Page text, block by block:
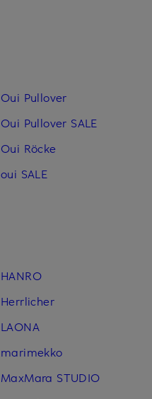
Oui Pullover
Oui Pullover SALE
Oui Röcke
oui SALE
HANRO
Herrlicher
LAONA
marimekko
MaxMara STUDIO